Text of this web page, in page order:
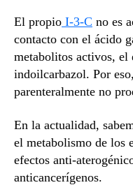
El propio I-3-C no es
contacto con el ácido
metabolitos activos,
indoilcarbazol. Por
parenteralmente no
En la actualidad,
el metabolismo de los
efectos anti-
anticancerígenos.